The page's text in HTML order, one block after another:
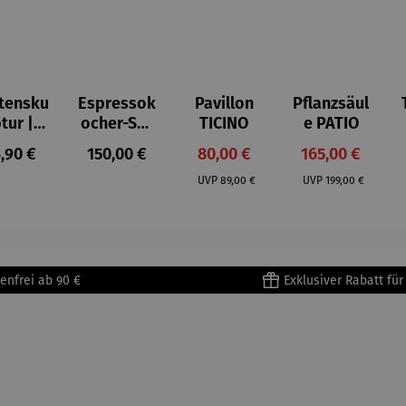
|
Preis:
€
Espressok
ocher-Set
7-tlg. |
Limited
Regulärer Preis:
150,00 €
Pavillon
TICINO
Verkaufspreis:
80,00 €
UVP Regulärer Preis:
89,00 €
Pflanzsäul
e PATIO
Verkaufspreis:
165,00 €
UVP Regulärer Preis:
199,00 €
ab 90 € Exklusiver Rabatt